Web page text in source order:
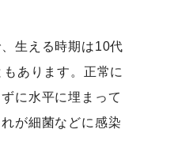
生える時期は10代
あります。正常に
に水平に埋まって
が細菌などに感染